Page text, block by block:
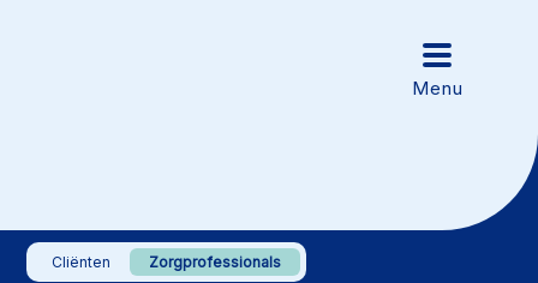
Cliënten Zorgprofessionals